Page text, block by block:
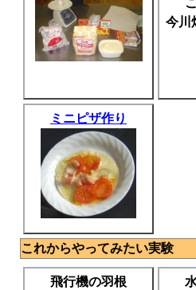
今川
ミニピザ作り
これからやってみたい実験
飛行機の羽根